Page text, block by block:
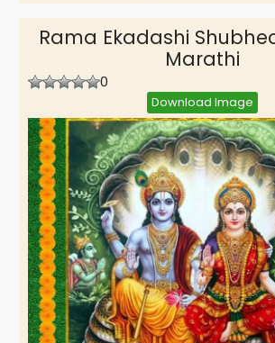
Rama Ekadashi
Marathi
0
Download Image